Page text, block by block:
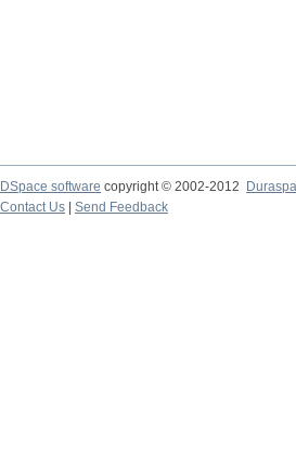
DSpace software copyright © 2002-2012
Contact Us
Send Feedback